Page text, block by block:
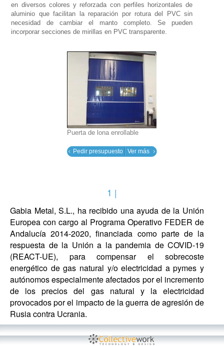
en diversos colores y reforzada con perfiles horizontales de
aluminio que facilitan la reparación por rotura del PVC sin
necesidad de cambiar el manto completo. Se pueden
incorporar secciones de mirillas en PVC transparente.
Puerta de lona enrollable
Pedir presupuesto Ver más
1 |
Gabia Metal, S.L., ha recibido una ayuda de la Unión
Europea con cargo al Programa Operativo FEDER de
Andalucía 2014-2020, financiada como parte de la
respuesta de la Unión a la pandemia de COVID-19
(REACT-UE), para compensar el sobrecoste
energético de gas natural y/o electricidad a pymes y
autónomos especialmente afectados por el incremento
de los precios del gas natural y la electricidad
provocados por el impacto de la guerra de agresión de
Rusia contra Ucrania.